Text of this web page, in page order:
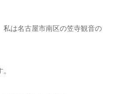
は名古屋市南区の笠寺観音の